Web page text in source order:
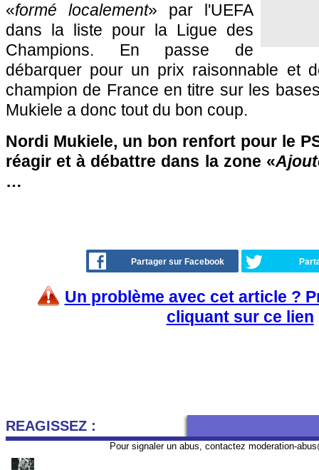
«formé localement» par l'UEFA
dans la liste pour la Ligue des
Champions. En passe de
débarquer pour un prix raisonnable et
champion de France en titre sur les
Mukiele a donc tout du bon coup.
Nordi Mukiele, un bon renfort pour le
réagir et à débattre dans la zone «
…
Partager sur Facebook
Un problème avec cet article ?
cliquant sur ce lien
REAGISSEZ :
Pour signaler un abus, contactez moderation-